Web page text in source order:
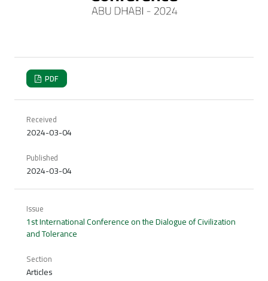
PDF
Received
2024-03-04
Published
2024-03-04
Issue
1st International Conference on the Dialogue of Civilization
and Tolerance
Section
Articles